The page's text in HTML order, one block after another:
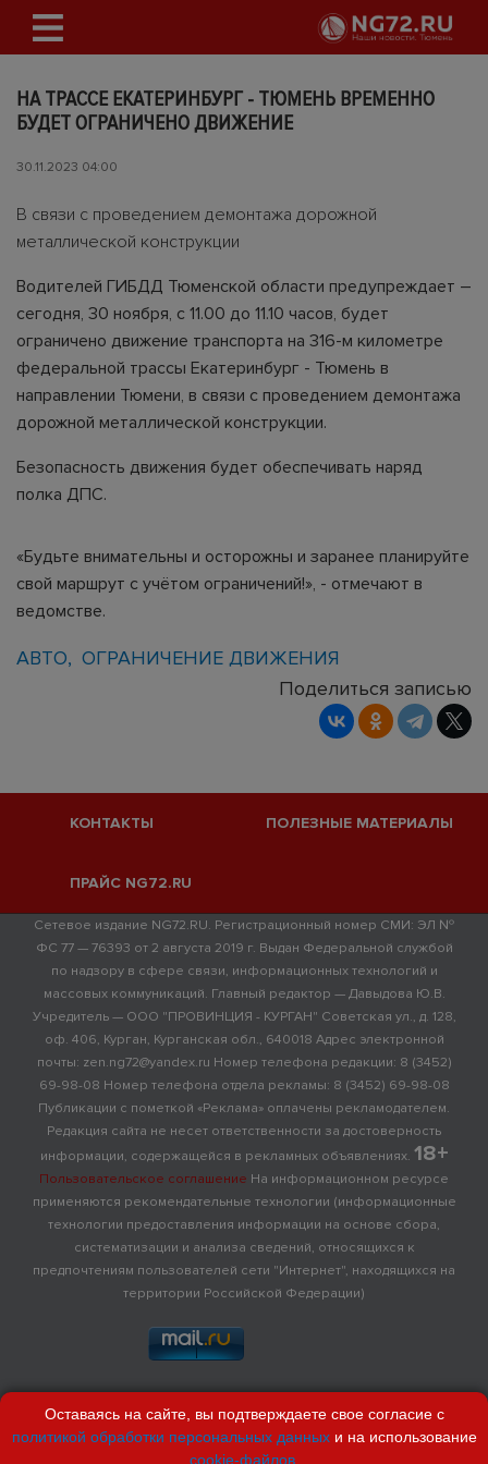
НА ТРАССЕ ЕКАТЕРИНБУРГ - ТЮМЕНЬ ВРЕМЕННО
БУДЕТ ОГРАНИЧЕНО ДВИЖЕНИЕ
30.11.2023 04:00
В связи с проведением демонтажа дорожной
металлической конструкции
Водителей ГИБДД Тюменской области предупреждает –
сегодня, 30 ноября, с 11.00 до 11.10 часов, будет
ограничено движение транспорта на 316-м километре
федеральной трассы Екатеринбург - Тюмень в
направлении Тюмени, в связи с проведением демонтажа
дорожной металлической конструкции.
Безопасность движения будет обеспечивать наряд
полка ДПС.
«Будьте внимательны и осторожны и заранее планируйте
свой маршрут с учётом ограничений!», - отмечают в
ведомстве.
АВТО
ОГРАНИЧЕНИЕ ДВИЖЕНИЯ
Поделиться записью
КОНТАКТЫ ПОЛЕЗНЫЕ МАТЕРИАЛЫ
ПРАЙС NG72.RU
Сетевое издание NG72.RU. Регистрационный номер СМИ: ЭЛ №
ФС 77 — 76393 от 2 августа 2019 г. Выдан Федеральной службой
по надзору в сфере связи, информационных технологий и
массовых коммуникаций. Главный редактор — Давыдова Ю.В.
Учредитель — ООО "ПРОВИНЦИЯ - КУРГАН" Советская ул., д. 128,
оф. 406, Курган, Курганская обл., 640018 Адрес электронной
почты: zen.ng72@yandex.ru Номер телефона редакции: 8 (3452)
69-98-08 Номер телефона отдела рекламы: 8 (3452) 69-98-08
Публикации с пометкой «Реклама» оплачены рекламодателем.
Редакция сайта не несет ответственности за достоверность
информации, содержащейся в рекламных объявлениях. 18+
Пользовательское соглашение На информационном ресурсе
применяются рекомендательные технологии (информационные
технологии предоставления информации на основе сбора,
систематизации и анализа сведений, относящихся к
предпочтениям пользователей сети "Интернет", находящихся на
территории Российской Федерации)
Оставаясь на сайте, вы подтверждаете свое согласие с
политикой обработки персональных данныхи на использование
cookie-файлов.